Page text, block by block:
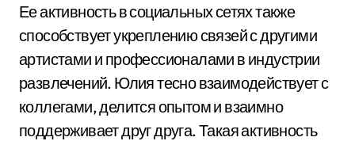
Ее активность в социальных сетях также
способствует укреплению связей с другими
артистами и профессионалами в индустрии
развлечений. Юлия тесно взаимодействует с
коллегами, делится опытом и взаимно
поддерживает друг друга. Такая активность